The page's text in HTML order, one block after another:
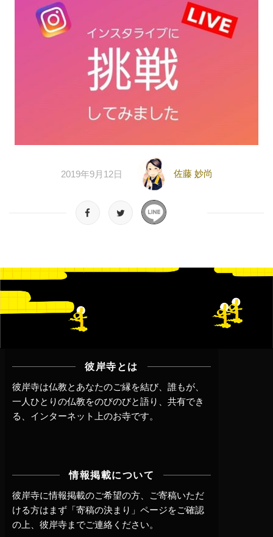
2019年9月12日 佐藤 妙尚
彼岸寺とは
彼岸寺は仏教とあなたのご縁を結び、誰もが、
一人ひとりの仏教をのびのびと語り、共有でき
る、インターネット上のお寺です。
情報掲載について
彼岸寺に情報掲載のご希望の方、ご寄稿いただ
ける方はまず 「寄稿の決まり」ページをご確認
の上、 彼岸寺までご連絡 ください。